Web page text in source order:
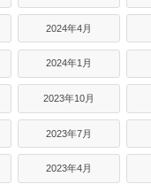
2024年4月
2024年1月
2023年10月
2023年7月
2023年4月